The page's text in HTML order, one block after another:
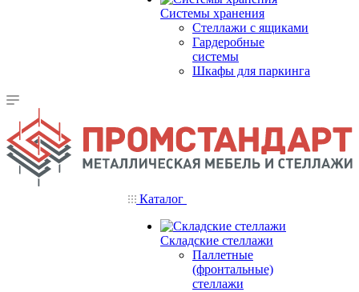
Системы хранения
Стеллажи с ящиками
Гардеробные
системы
Шкафы для паркинга
Каталог
Складские стеллажи
Паллетные
(фронтальные)
стеллажи